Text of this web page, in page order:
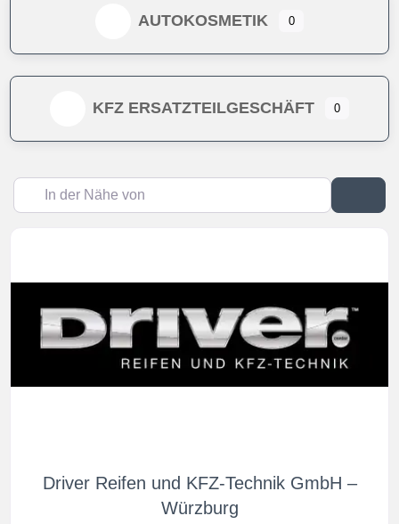
AUTOKOSMETIK 0
KFZ ERSATZTEILGESCHÄFT 0
In der Nähe von
Driver Reifen und KFZ-Technik GmbH –
Würzburg